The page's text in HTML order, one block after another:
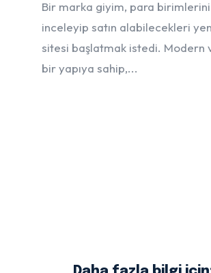
Bir marka giyim, para
inceleyip satın alabilecekleri
sitesi başlatmak istedi. Modern
bir yapıya sahip,...